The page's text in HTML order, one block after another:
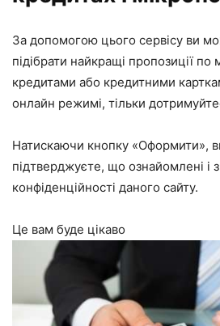
За допомогою цього сервісу ви
підібрати найкращі пропозиції по
кредитами або кредитними
онлайн режимі, тільки
Натискаючи кнопку «Оформити»,
підтверджуєте, що ознайомлені і
конфіденційності даного сайту.
Це вам буде цікаво